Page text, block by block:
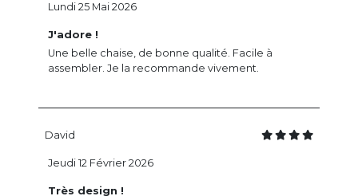
J'adore !
Une belle chaise, de bonne qualité. Facile à
assembler. Je la recommande vivement.
Lundi 25 Mai 2026
David
Très design !
Jeudi 12 Février 2026